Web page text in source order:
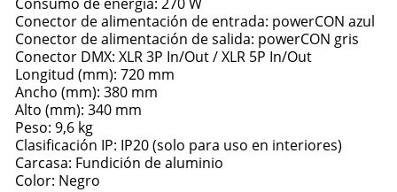
Conector de alimentación de entrada: powerCON azul
Conector de alimentación de salida: powerCON gris
Conector DMX: XLR 3P In/Out / XLR 5P In/Out
Longitud (mm): 720 mm
Ancho (mm): 380 mm
Alto (mm): 340 mm
Peso: 9,6 kg
Clasificación IP: IP20 (solo para uso en interiores)
Carcasa: Fundición de aluminio
Color: Negro